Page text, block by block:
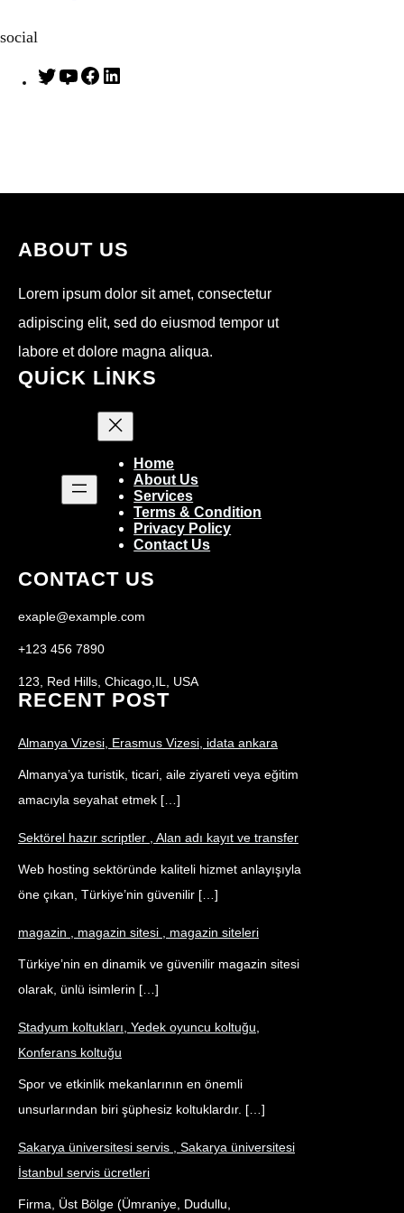
social
T
w
Y
o
F
a
ABOUT US
Lorem ipsum dolor sit amet, consectetur
adipiscing elit, sed do eiusmod tempor ut
labore et dolore magna aliqua.
QUICK LINKS
Home
About Us
Services
Terms & Condition
Privacy Policy
Contact Us
CONTACT US
exaple@example.com
+123 456 7890
123, Red Hills, Chicago,IL, USA
RECENT POST
Almanya Vizesi, Erasmus Vizesi, idata ankara
Almanya’ya turistik, ticari, aile ziyareti veya eğitim
amacıyla seyahat etmek […]
Sektörel hazır scriptler , Alan adı kayıt ve transfer
Web hosting sektöründe kaliteli hizmet anlayışıyla
öne çıkan, Türkiye’nin güvenilir […]
magazin , magazin sitesi , magazin siteleri
Türkiye’nin en dinamik ve güvenilir magazin sitesi
olarak, ünlü isimlerin […]
Stadyum koltukları, Yedek oyuncu koltuğu,
Konferans koltuğu
Spor ve etkinlik mekanlarının en önemli
unsurlarından biri şüphesiz koltuklardır. […]
Sakarya üniversitesi servis , Sakarya üniversitesi
İstanbul servis ücretleri
Firma, Üst Bölge (Ümraniye, Dudullu,